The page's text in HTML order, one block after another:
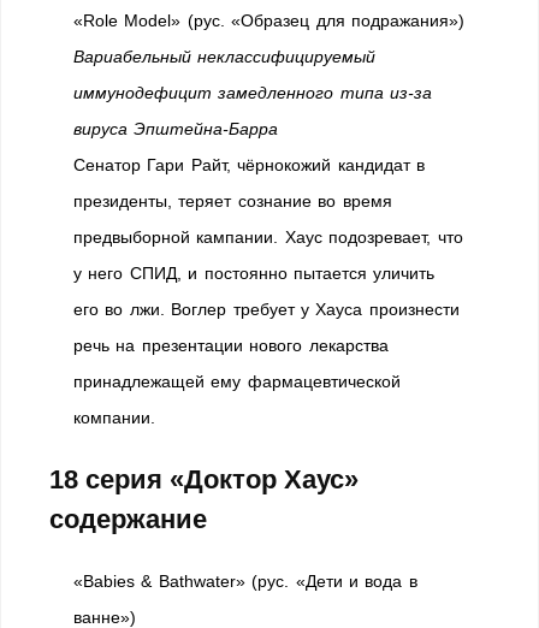
«Role Model» (рус. «Образец для подражания»)
Вариабельный неклассифицируемый
иммунодефицит замедленного типа из-за
вируса Эпштейна-Барра
Сенатор Гари Райт, чёрнокожий кандидат в
президенты, теряет сознание во время
предвыборной кампании. Хаус подозревает, что
у него СПИД, и постоянно пытается уличить
его во лжи. Воглер требует у Хауса произнести
речь на презентации нового лекарства
принадлежащей ему фармацевтической
компании.
18 серия «Доктор Хаус»
содержание
«Babies & Bathwater» (рус. «Дети и вода в
ванне»)